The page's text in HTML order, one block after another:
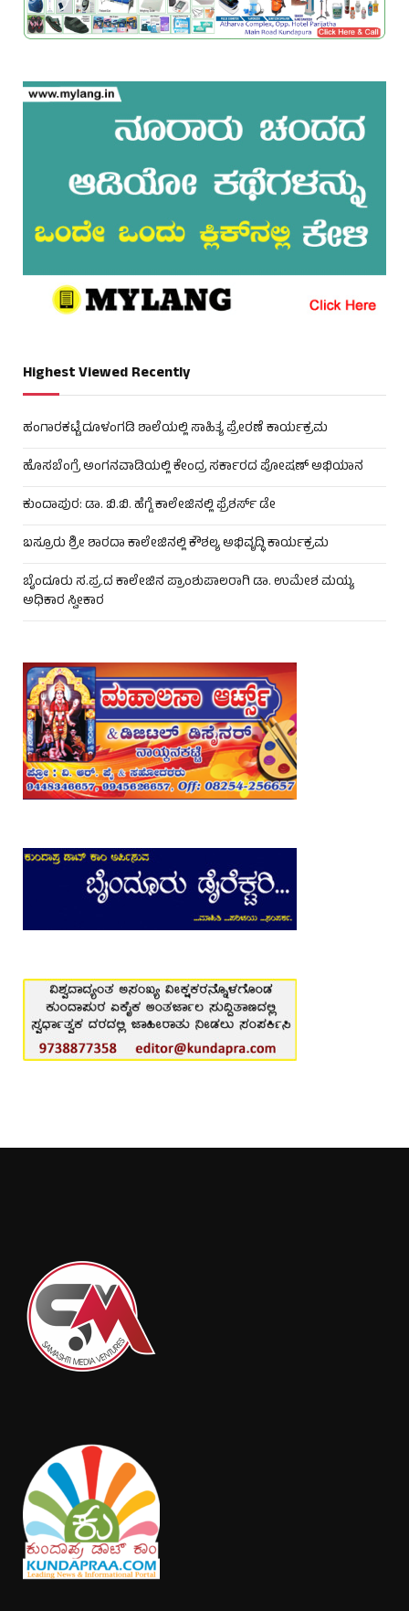
Highest Viewed Recently
ಹಂಗಾರಕಟ್ಟೆ ದೂಳಂಗಡಿ ಶಾಲೆಯಲ್ಲಿ ಸಾಹಿತ್ಯ ಪ್ರೇರಣೆ ಕಾರ್ಯಕ್ರಮ
ಹೊಸಬೆಂಗ್ರೆ ಅಂಗನವಾಡಿಯಲ್ಲಿ ಕೇಂದ್ರ ಸರ್ಕಾರದ ಪೋಷಣ್ ಅಭಿಯಾನ
ಕುಂದಾಪುರ: ಡಾ. ಬಿ.ಬಿ. ಹೆಗ್ಡೆ ಕಾಲೇಜಿನಲ್ಲಿ ಫ್ರೆಶರ್ಸ್ ಡೇ
ಬಸ್ರೂರು ಶ್ರೀ ಶಾರದಾ ಕಾಲೇಜಿನಲ್ಲಿ ಕೌಶಲ್ಯ ಅಭಿವೃದ್ಧಿ ಕಾರ್ಯಕ್ರಮ
ಬೈಂದೂರು ಸ.ಪ್ರ.ದ ಕಾಲೇಜಿನ ಪ್ರಾಂಶುಪಾಲರಾಗಿ ಡಾ. ಉಮೇಶ ಮಯ್ಯ
ಅಧಿಕಾರ ಸ್ವೀಕಾರ